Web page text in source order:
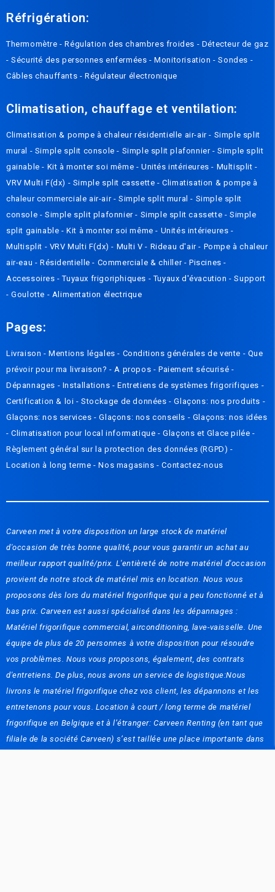
Réfrigération:
Thermomètre-Régulation des chambres froides - Détecteur de gaz
-Sécurité des personnes enfermées-Monitorisation-Sondes -
Câbles chauffants -Régulateur électronique
Climatisation, chauffage et ventilation:
Climatisation & pompe à chaleur résidentielle air-air- Simple split
mural - Simple split console- Simple split plafonnier-Simple split
gainable- Kit à monter soi même -Unités intérieures- Multisplit-
VRV Multi F(dx) - Simple split cassette-Climatisation & pompe à
chaleur commerciale air-air -Simple split mural- Simple split
console -Simple split plafonnier- Simple split cassette -Simple
split gainable -Kit à monter soi même- Unités intérieures-
Multisplit - VRV Multi F(dx)- Multi V- Rideau d'air- Pompe à chaleur
air-eau -Résidentielle- Commerciale & chiller -Piscines-
Accessoires-Tuyaux frigoriphiques -Tuyaux d'évacution-Support
-Goulotte - Alimentation électrique
Pages:
Livraison -Mentions légales- Conditions générales de vente - Que
prévoir pour ma livraison? - A propos -Paiement sécurisé -
Dépannages - Installations-Entretiens de systèmes frigorifiques -
Certification & loi -Stockage de données-Glaçons: nos produits -
Glaçons: nos services-Glaçons: nos conseils - Glaçons: nos idées
-Climatisation pour local informatique-Glaçons et Glace pilée-
Règlement général sur la protection des données (RGPD)-
Location à long terme -Nos magasins-Contactez-nous
Carveen met à votre disposition un large stock de matériel
d'occasion de très bonne qualité, pour vous garantir un achat au
meilleur rapport qualité/prix. L'entièreté de notre matériel d'occasion
provient de notre stock de matériel mis en location. Nous vous
proposons dès lors du matériel frigorifique qui a peu fonctionné et à
bas prix. Carveen est aussi spécialisé dans les dépannages :
Matériel frigorifique commercial, airconditioning, lave-vaisselle. Une
équipe de plus de 20 personnes à votre disposition pour résoudre
vos problèmes. Nous vous proposons, également, des contrats
d'entretiens. De plus, nous avons un service de logistique:Nous
livrons le matériel frigorifique chez vos client, les dépannons et les
entretenons pour vous. Location à court / long terme de matériel
frigorifique en Belgique et à l’étranger: Carveen Renting (en tant que
filiale de la société Carveen) s’est taillée une place importante dans